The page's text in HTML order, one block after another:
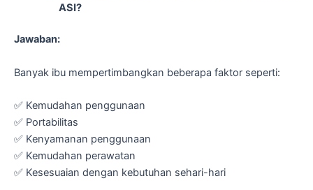
ASI?
Jawaban:
Banyak ibu mempertimbangkan beberapa faktor seperti:
✅ Kemudahan penggunaan
✅ Portabilitas
✅ Kenyamanan penggunaan
✅ Kemudahan perawatan
✅ Kesesuaian dengan kebutuhan sehari-hari